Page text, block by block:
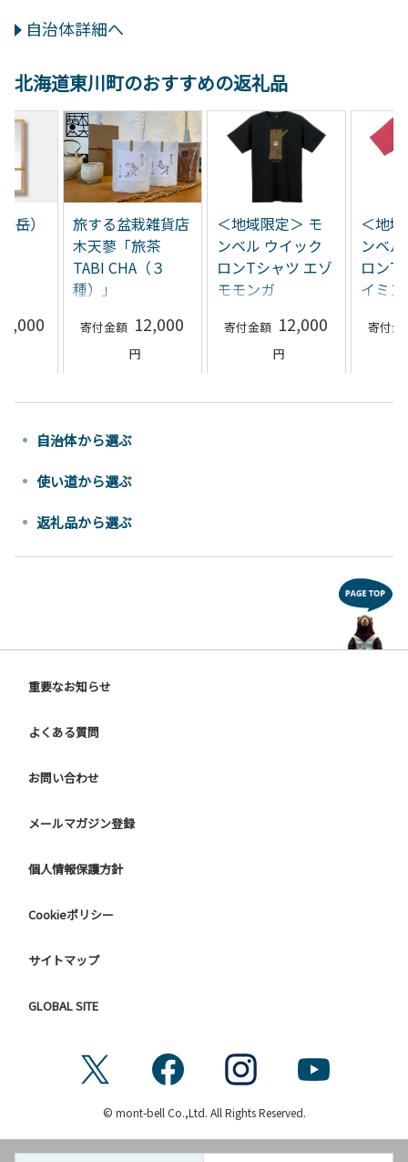
自治体詳細へ
北海道東川町のおすすめの返礼品
岳）
旅する盆栽雑貨店
木天蓼「旅茶
TABI CHA（３
種）」
12,000
＜地域限定＞ モ
ンベル ウイック
ロンTシャツ エゾ
モモンガ
12,000
＜地
ンベ
ロンT
イミ
自治体から選ぶ
使い道から選ぶ
返礼品から選ぶ
重要なお知らせ
よくある質問
お問い合わせ
メールマガジン登録
個人情報保護方針
Cookieポリシー
サイトマップ
GLOBAL SITE
© mont-bell Co.,Ltd. All Rights Reserved.